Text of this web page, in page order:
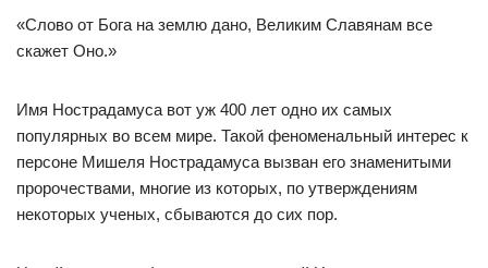
«Слово от Бога на землю дано, Великим Славянам все
скажет Оно.»
Имя Нострадамуса вот уж 400 лет одно их самых
популярных во всем мире. Такой феноменальный интерес к
персоне Мишеля Нострадамуса вызван его знаменитыми
пророчествами, многие из которых, по утверждениям
некоторых ученых, сбываются до сих пор.